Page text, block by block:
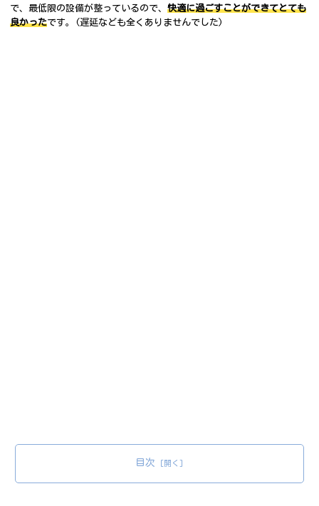
で、最低限の設備が整っているので、 快適に過ごすことができてとても
良かったです。(遅延なども全くありませんでした)
目次